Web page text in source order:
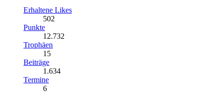
Erhaltene Likes
502
Punkte
12.732
Trophäen
15
Beiträge
1.634
Termine
6